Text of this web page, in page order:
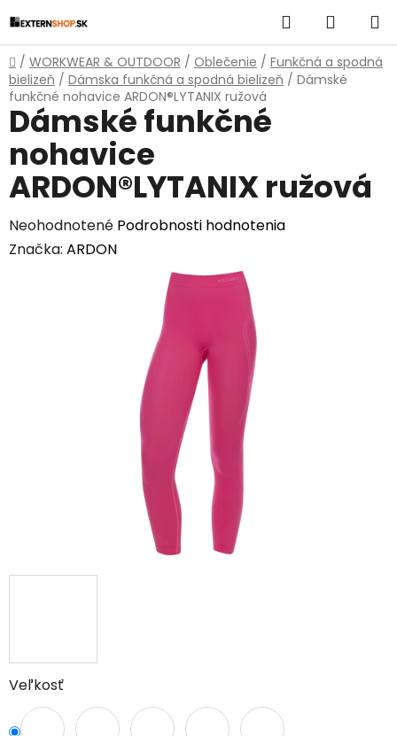
na
obsah
Hľadať
KOŠÍK
Domov
/ WORKWEAR & OUTDOOR / Oblečenie / Funkčná a spodná
bielizeň / Dámska funkčná a spodná bielizeň / Dámské
funkčné nohavice ARDON®LYTANIX ružová
Veľkosť
Dámské funkčné
nohavice
ARDON®LYTANIX ružová
Priemerné
hodnotenie
Neohodnotené Podrobnosti hodnotenia
Značka: ARDON